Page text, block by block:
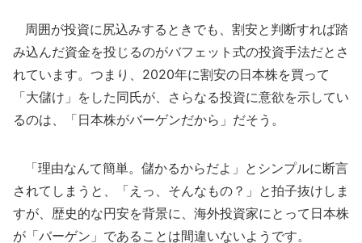
周囲が投資に尻込みするときでも、割安と判断すれば踏
み込んだ資金を投じるのがバフェット式の投資手法だとさ
れています。つまり、2020年に割安の日本株を買って
「大儲け」をした同氏が、さらなる投資に意欲を示してい
るのは、「日本株がバーゲンだから」だそう。
「理由なんて簡単。儲かるからだよ」とシンプルに断言
されてしまうと、「えっ、そんなもの？」と拍子抜けしま
すが、歴史的な円安を背景に、海外投資家にとって日本株
が「バーゲン」であることは間違いないようです。